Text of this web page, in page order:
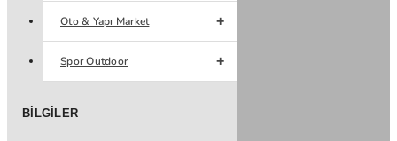
Oto & Yapı Market
Spor Outdoor
BILGILER